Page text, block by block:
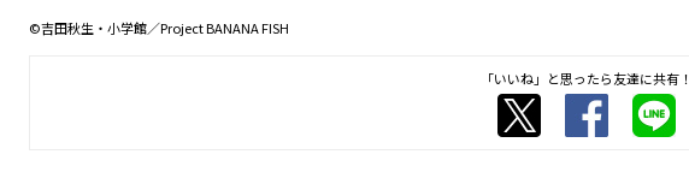
©吉田秋生・小学館／Project BANANA FISH
「いいね」と思ったら友達に共有！